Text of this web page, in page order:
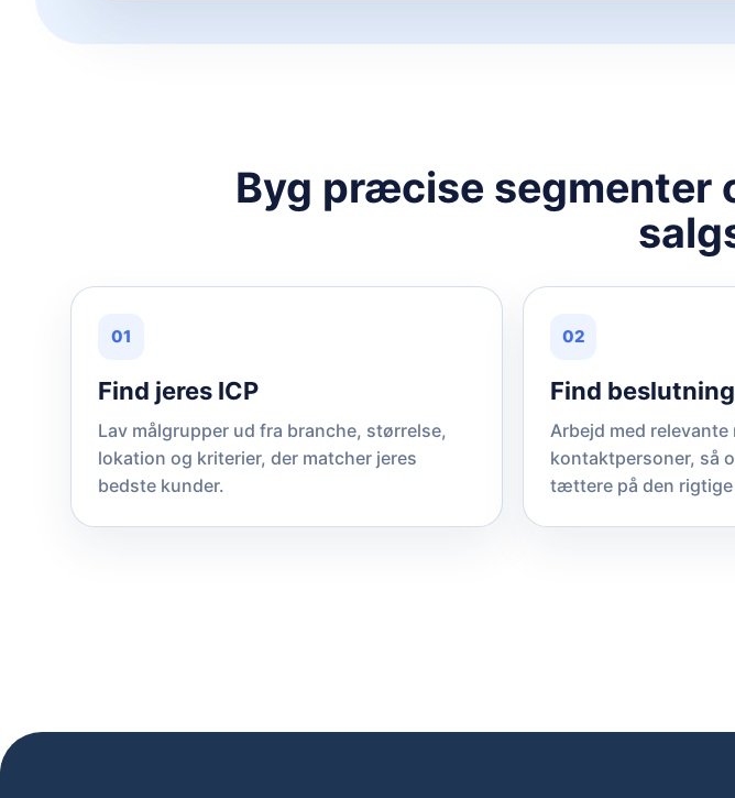
Byg præcise segmenter
01
Find jeres ICP
Lav målgrupper ud fra branche, størrelse,
lokation og kriterier, der matcher jeres
bedste kunder.
02
Find
Arbejd med relevante
kontaktpersoner, så
tættere på den